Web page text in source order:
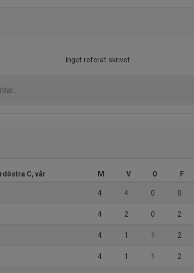
Inget referat skrivet
C, vår M V O F
4 4 0 0
4 2 0 2
4 1 1 2
4 1 1 2